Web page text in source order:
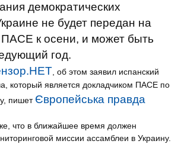
демократических
не будет передан на
к осени, и может быть
год.
, об этом заявил испанский
который является докладчиком ПАСЕ по
пишет Європейська правда
что в ближайшее время должен
миссии ассамблеи в Украину.